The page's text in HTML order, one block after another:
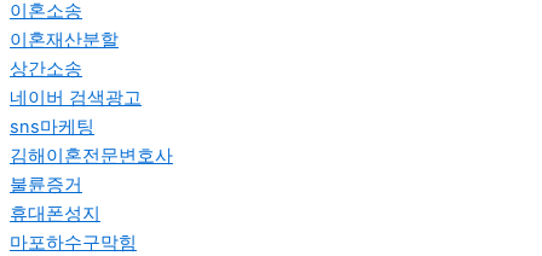
이혼소송
이혼재산분할
상간소송
네이버 검색광고
sns마케팅
김해이혼전문변호사
불륜증거
휴대폰성지
마포하수구막힘